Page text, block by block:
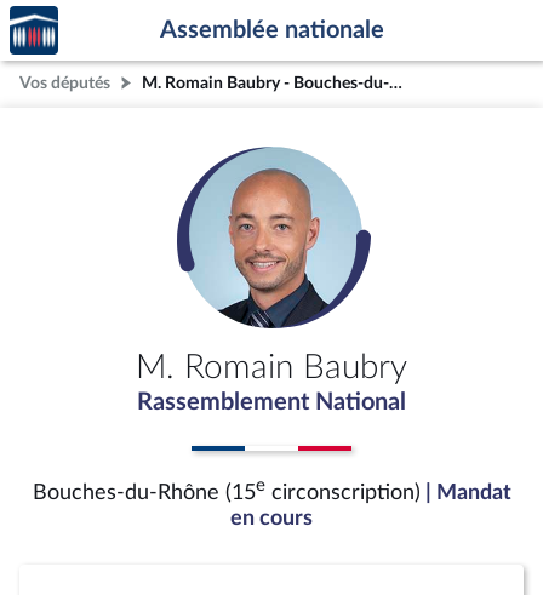
Aller au contenu
Aller en bas de la page
Accèder
à la
page
d'accueil
Assemblée nationale
Vos députés M. Romain Baubry - Bouches-du-Rhône (15e circonscription)
M. Romain Baubry
Rassemblement National
Bouches-du-Rhône (15ecirconscription)
| Mandat
en cours